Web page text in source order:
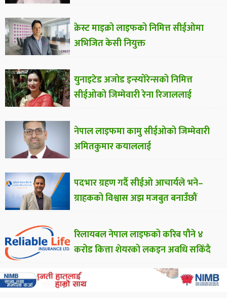
क्रेस्ट माइक्रो लाइफको निमित्त सीईओमा
अभिजित केसी नियुक्त
युनाइटेड अजोड इन्स्योरेन्सको निमित्त
सीईओको जिम्मेवारी रेना रिजाललाई
नेपाल लाइफमा कामु सीईओको जिम्मेवारी
अमितकुमार कयाललाई
पदभार ग्रहण गर्दै सीईओ आचार्यले भने–
ग्राहकको विश्वास अझ मजबुत बनाउँछौं
रिलायबल नेपाल लाइफको करिब पौने ४
करोड कित्ता शेयरको लकइन अवधि सकिँदै